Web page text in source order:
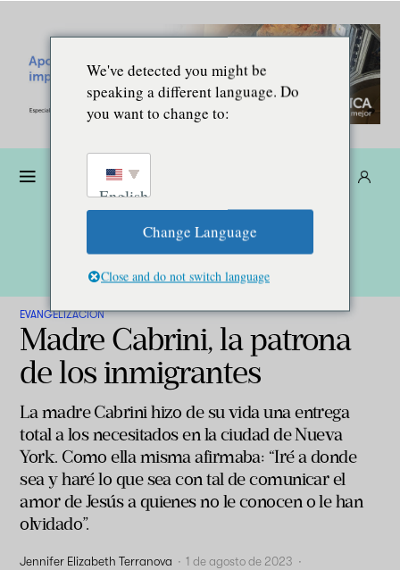
EVANGELIZACIÓN
Madre Cabrini, la patrona
de los inmigrantes
La madre Cabrini hizo de su vida una entrega
total a los necesitados en la ciudad de Nueva
York. Como ella misma afirmaba: “Iré a donde
sea y haré lo que sea con tal de comunicar el
amor de Jesús a quienes no le conocen o le han
olvidado”.
Jennifer Elizabeth Terranova · 1 de agosto de 2023 ·
We've detected you might be
speaking a different language. Do
you want to change to:
English
Change Language
Close and do not switch language